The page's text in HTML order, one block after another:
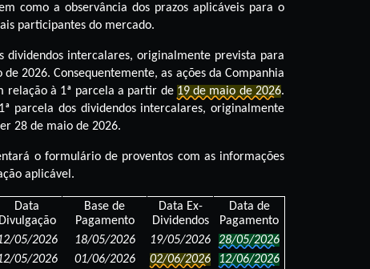
como a observância dos prazos aplicáveis para o
participantes do mercado.
dividendos intercalares, originalmente prevista para
2026. Consequentemente, as ações da Companhia
relação à 1ª parcela a partir de 19 de maio de 2026.
parcela dos dividendos intercalares, originalmente
28 de maio de 2026.
o formulário de proventos com as informações
aplicável.
Data
Divulgação
Base de
Pagamento
Data Ex-
Dividendos
Data de
Pagamento
05/2026 18/05/2026 19/05/2026
28/05/2026
05/2026 01/06/2026 02/06/2026 12/06/2026